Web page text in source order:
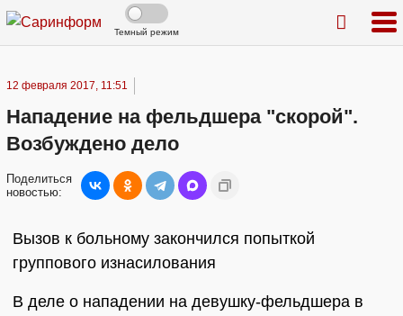
Темный режим
12 февраля 2017, 11:51
Нападение на фельдшера "скорой".
Возбуждено дело
Поделиться
новостью:
Вызов к больному закончился попыткой
группового изнасилования
В деле о нападении на девушку-фельдшера в